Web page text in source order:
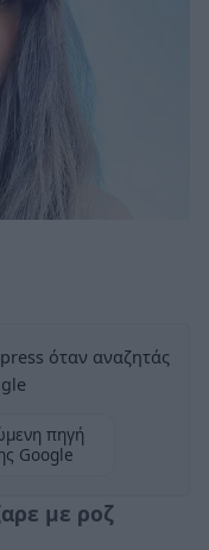
όταν αναζητάς
πηγή
Google
με ροζ